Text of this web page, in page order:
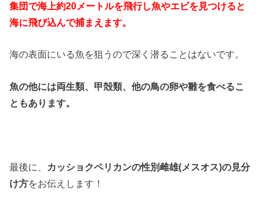
集団で海上約20メートルを飛行し魚やエビを見つけると
海に飛び込んで捕まえます。
海の表面にいる魚を狙うので深く潜ることはないです。
魚の他には両生類、甲殻類、他の鳥の卵や雛を食べるこ
ともあります。
最後に、 カッショクペリカンの性別雌雄(メスオス)の見分
け方をお伝えします！